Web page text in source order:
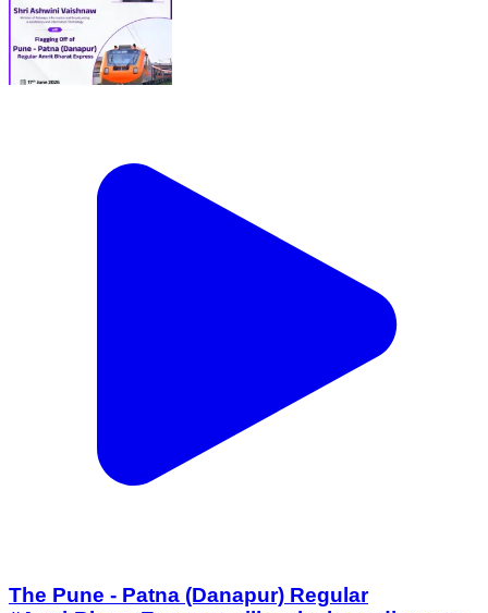
The Pune - Patna (Danapur) Regular